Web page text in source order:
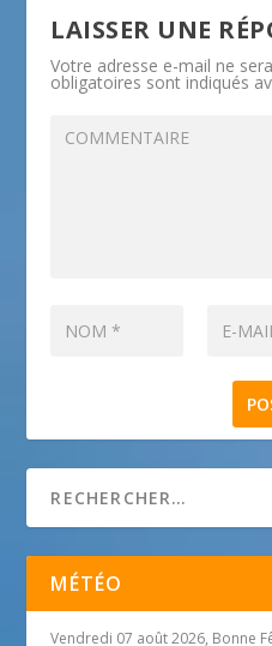
LAISSER UNE
Votre adresse e-mail ne
obligatoires sont indiqués
MÉTÉO
Vendredi 07 août 2026, Bonne